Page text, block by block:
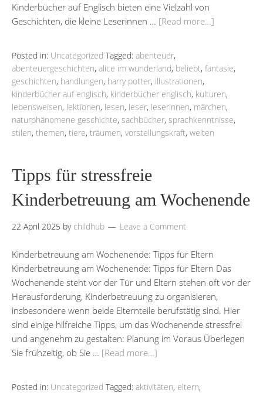
Kinderbücher auf Englisch bieten eine Vielzahl von
Geschichten, die kleine Leserinnen … [Read more…]
Posted in: Uncategorized Tagged: abenteuer,
abenteuergeschichten, alice im wunderland, beliebt, fantasie,
geschichten, handlungen, harry potter, illustrationen,
kinderbücher auf englisch, kinderbücher englisch, kulturen,
lebensweisen, lektionen, lesen, leser, leserinnen, märchen,
naturphänomene geschichte, sachbücher, sprachkenntnisse,
stilen, themen, tiere, träumen, vorstellungskraft, welten
Tipps für stressfreie
Kinderbetreuung am Wochenende
22 April 2025 by childhub Leave a Comment
Kinderbetreuung am Wochenende: Tipps für Eltern
Kinderbetreuung am Wochenende: Tipps für Eltern Das
Wochenende steht vor der Tür und Eltern stehen oft vor der
Herausforderung, Kinderbetreuung zu organisieren,
insbesondere wenn beide Elternteile berufstätig sind. Hier
sind einige hilfreiche Tipps, um das Wochenende stressfrei
und angenehm zu gestalten: Planung im Voraus Überlegen
Sie frühzeitig, ob Sie … [Read more…]
Posted in: Uncategorized Tagged: aktivitäten, eltern,